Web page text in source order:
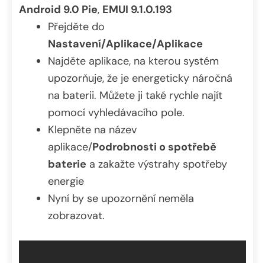
Android 9.0 Pie, EMUI 9.1.0.193
Přejděte do
Nastavení/Aplikace/Aplikace
Najděte aplikace, na kterou systém
upozorňuje, že je energeticky náročná
na baterii. Můžete ji také rychle najít
pomocí vyhledávacího pole.
Klepněte na název
aplikace/Podrobnosti o spotřebě
baterie a zakažte výstrahy spotřeby
energie
Nyní by se upozornění neměla
zobrazovat.